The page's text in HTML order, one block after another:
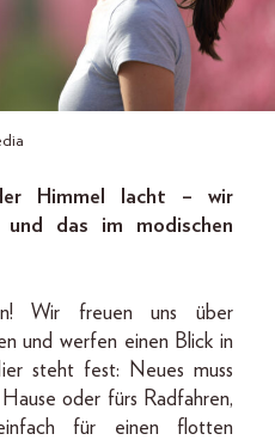
Himmel lacht – wir
und das im modischen
Wir freuen uns über
und werfen einen Blick in
steht fest: Neues muss
oder fürs Radfahren,
für einen flotten